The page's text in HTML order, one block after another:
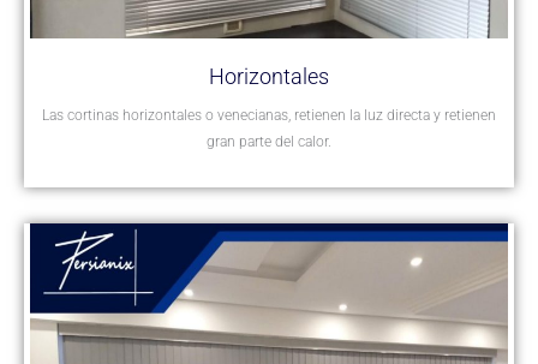
Horizontales
Las cortinas horizontales o venecianas, retienen la luz directa y retienen
gran parte del calor.